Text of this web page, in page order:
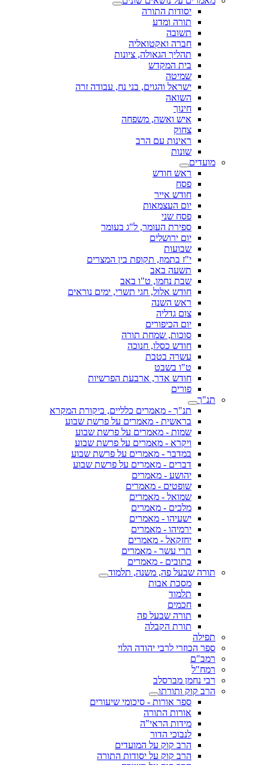
יסודות התורה
תורה ומדע
תשובה
חברה ואקטואליה
תהליך הגאולה, ציונות
בית המקדש
שמיטה
ישראל והגוים, בני נח, עבודה זרה
השואה
חינוך
איש ואשה, משפחה
צחוק
ראינות עם הרב
שונות
מועדים
ראש חודש
פסח
חודש אייר
יום העצמאות
פסח שני
ספירת העומר, ל"ג בעומר
יום ירושלים
שבועות
י"ז בתמוז, תקופת בין המצרים
תשעה באב
שבת נחמו, ט"ו באב
חודש אלול, חגי תשרי, ימים נוראים
ראש השנה
צום גדליה
יום הכיפורים
סוכות, שמחת תורה
חודש כסלו, חנוכה
עשרה בטבת
ט"ו בשבט
חודש אדר, ארבעת הפרשיות
פורים
תנ"ך
תנ"ך - מאמרים כלליים, ביקורת המקרא
בראשית - מאמרים על פרשת שבוע
שמות - מאמרים על פרשת שבוע
ויקרא - מאמרים על פרשת שבוע
במדבר - מאמרים על פרשת שבוע
דברים - מאמרים על פרשת שבוע
יהושע - מאמרים
שופטים - מאמרים
שמואל - מאמרים
מלכים - מאמרים
ישעיהו - מאמרים
ירמיהו - מאמרים
יחזקאל - מאמרים
תרי עשר - מאמרים
כתובים - מאמרים
תורה שבעל פה, משנה, תלמוד
מסכת אבות
תלמוד
חכמים
תורה שבעל פה
תורת הקבלה
תפילה
ספר הכוזרי לרבי יהודה הלוי
רמב"ם
רמח"ל
רבי נחמן מברסלב
הרב קוק ותורתו
ספר אורות - סיכומי שיעורים
אורות התורה
מידות הראי"ה
לנבוכי הדור
הרב קוק על המועדים
הרב קוק על יסודות התורה